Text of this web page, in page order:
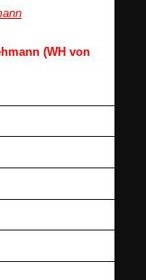
(WH von